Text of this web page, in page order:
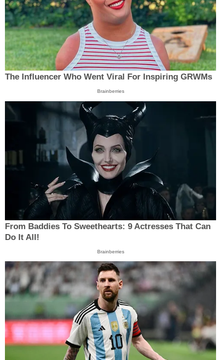
The Influencer Who Went Viral For Inspiring GRWMs
Brainberries
From Baddies To Sweethearts: 9 Actresses That Can
Do It All!
Brainberries